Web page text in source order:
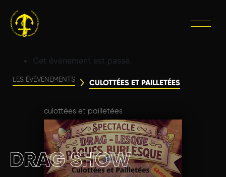
Cet évènement est passé.
LES ÉVÈVENEMENTS CULOTTÉES ET PAILLETÉES
culottées et pailletées
DRAG SHOW